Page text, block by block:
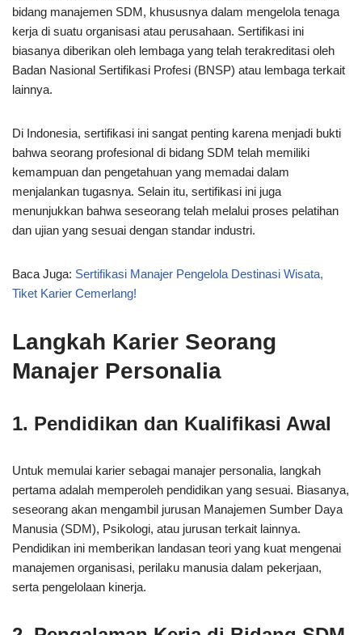
bidang manajemen SDM, khususnya dalam mengelola tenaga
kerja di suatu organisasi atau perusahaan. Sertifikasi ini
biasanya diberikan oleh lembaga yang telah terakreditasi oleh
Badan Nasional Sertifikasi Profesi (BNSP) atau lembaga terkait
lainnya.
Di Indonesia, sertifikasi ini sangat penting karena menjadi bukti
bahwa seorang profesional di bidang SDM telah memiliki
kemampuan dan pengetahuan yang memadai dalam
menjalankan tugasnya. Selain itu, sertifikasi ini juga
menunjukkan bahwa seseorang telah melalui proses pelatihan
dan ujian yang sesuai dengan standar industri.
Baca Juga: Sertifikasi Manajer Pengelola Destinasi Wisata,
Tiket Karier Cemerlang!
Langkah Karier Seorang
Manajer Personalia
1. Pendidikan dan Kualifikasi Awal
Untuk memulai karier sebagai manajer personalia, langkah
pertama adalah memperoleh pendidikan yang sesuai. Biasanya,
seseorang akan mengambil jurusan Manajemen Sumber Daya
Manusia (SDM), Psikologi, atau jurusan terkait lainnya.
Pendidikan ini memberikan landasan teori yang kuat mengenai
manajemen organisasi, perilaku manusia dalam pekerjaan,
serta pengelolaan kinerja.